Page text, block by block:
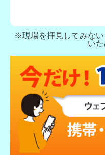
※現場を拝見してみな
い